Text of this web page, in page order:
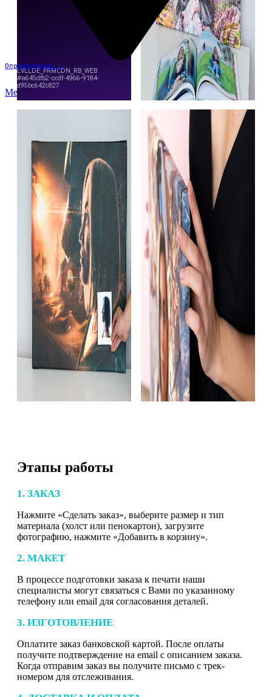
Определение...
Меню
Этапы работы
1. ЗАКАЗ
Нажмите «Сделать заказ», выберите размер и тип
материала (холст или пенокартон), загрузите
фотографию, нажмите «Добавить в корзину».
2. МАКЕТ
В процессе подготовки заказа к печати наши
специалисты могут связаться с Вами по указанному
телефону или email для согласования деталей.
3. ИЗГОТОВЛЕНИЕ
Оплатите заказ банковской картой. После оплаты
получите подтверждение на email с описанием заказа.
Когда отправим заказ вы получите письмо с трек-
номером для отслеживания.